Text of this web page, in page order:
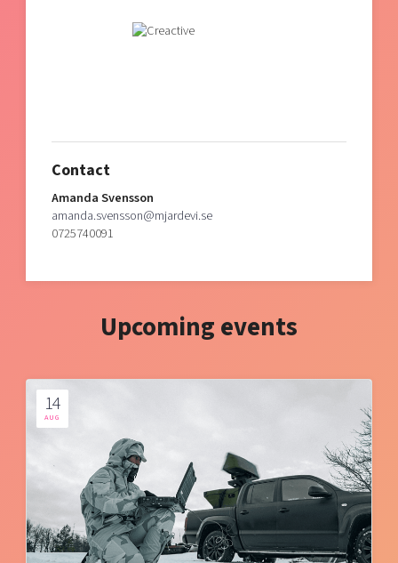
Contact
Amanda Svensson
amanda.svensson@mjardevi.se
0725740091
Upcoming events
14
AUG